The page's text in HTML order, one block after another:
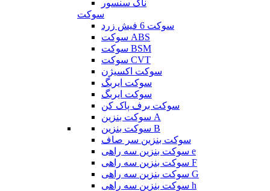
ناک سنسور
سوکت
سوکت 6 فیش زرد
سوکت ABS
سوکت BSM
سوکت CVT
سوکت اکسیژن
سوکت ایربگ
سوکت ایربگ
سوکت برف پاک کن
سوکت بنزین A
سوکت بنزین B
سوکت بنزین سر صاف
سوکت بنزین سه راهی e
سوکت بنزین سه راهی F
سوکت بنزین سه راهی G
سوکت بنزین سه راهی h